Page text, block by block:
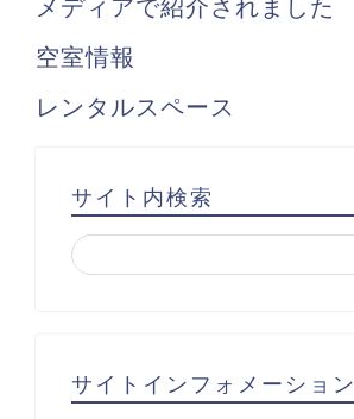
メディアで紹介されました
空室情報
レンタルスペース
サイト内検索
サイトインフォメーション